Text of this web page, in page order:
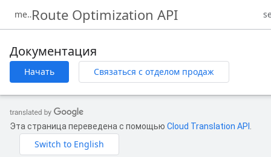
Route Optimization API
Документация
Начать Связаться с отделом продаж
Эта страница переведена с помощью Cloud Translation API